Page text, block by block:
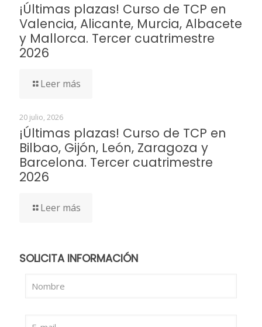
¡Últimas plazas! Curso de TCP en
Valencia, Alicante, Murcia, Albacete
y Mallorca. Tercer cuatrimestre
2026
Leer más
20 julio, 2026
¡Últimas plazas! Curso de TCP en
Bilbao, Gijón, León, Zaragoza y
Barcelona. Tercer cuatrimestre
2026
Leer más
SOLICITA INFORMACIÓN